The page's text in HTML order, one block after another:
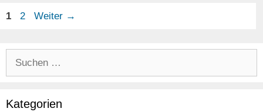
Seite
1 Seite
2 Weiter →
Kategorien